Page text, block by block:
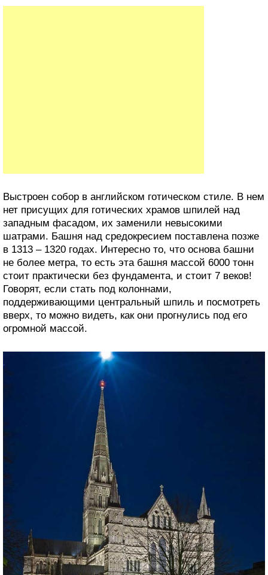
Выстроен собор в английском готическом стиле. В нем
нет присущих для готических храмов шпилей над
западным фасадом, их заменили невысокими
шатрами. Башня над средокресием поставлена позже
в 1313 – 1320 годах. Интересно то, что основа башни
не более метра, то есть эта башня массой 6000 тонн
стоит практически без фундамента, и стоит 7 веков!
Говорят, если стать под колоннами,
поддерживающими центральный шпиль и посмотреть
вверх, то можно видеть, как они прогнулись под его
огромной массой.